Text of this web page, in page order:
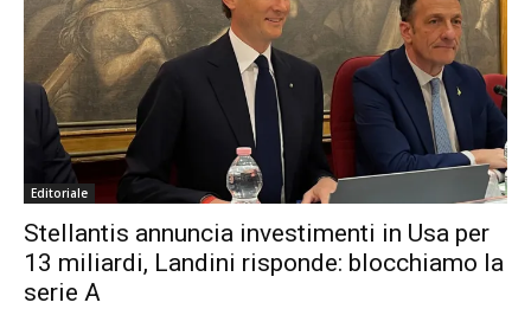
Editoriale
Stellantis annuncia investimenti in Usa per
13 miliardi, Landini risponde: blocchiamo la
serie A